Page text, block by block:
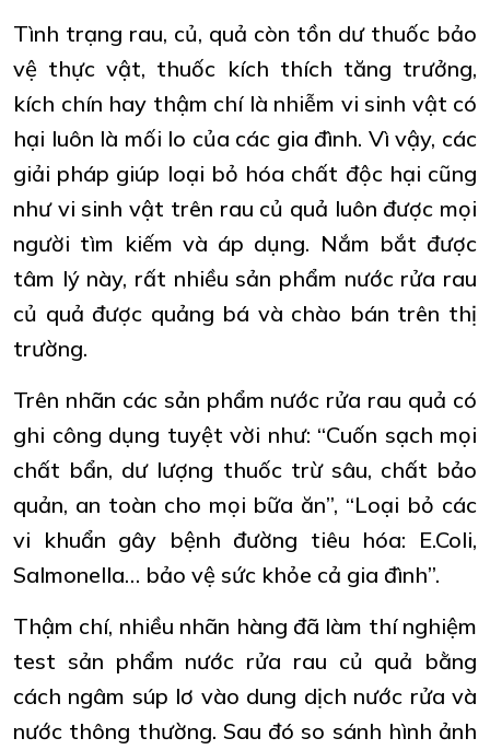
Tình trạng rau, củ, quả còn tồn dư thuốc bảo
vệ thực vật, thuốc kích thích tăng trưởng,
kích chín hay thậm chí là nhiễm vi sinh vật có
hại luôn là mối lo của các gia đình. Vì vậy, các
giải pháp giúp loại bỏ hóa chất độc hại cũng
như vi sinh vật trên rau củ quả luôn được mọi
người tìm kiếm và áp dụng. Nắm bắt được
tâm lý này, rất nhiều sản phẩm nước rửa rau
củ quả được quảng bá và chào bán trên thị
trường.
Trên nhãn các sản phẩm nước rửa rau quả có
ghi công dụng tuyệt vời như: “Cuốn sạch mọi
chất bẩn, dư lượng thuốc trừ sâu, chất bảo
quản, an toàn cho mọi bữa ăn”, “Loại bỏ các
vi khuẩn gây bệnh đường tiêu hóa: E.Coli,
Salmonella… bảo vệ sức khỏe cả gia đình”.
Thậm chí, nhiều nhãn hàng đã làm thí nghiệm
test sản phẩm nước rửa rau củ quả bằng
cách ngâm súp lơ vào dung dịch nước rửa và
nước thông thường. Sau đó so sánh hình ảnh